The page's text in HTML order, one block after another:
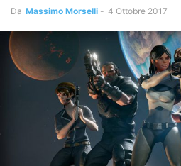
Da Massimo Morselli - 4 Ottobre 2017